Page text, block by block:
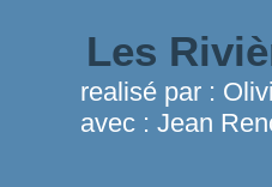
Les
realisé par :
avec : Jean